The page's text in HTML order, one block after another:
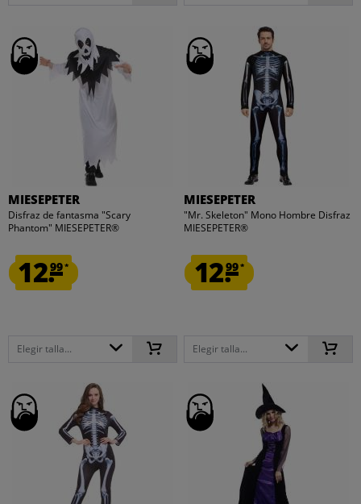
MIESEPETER
Disfraz de fantasma "Scary
Phantom" MIESEPETER®
12.99*
Elegir talla...
MIESEPETER
"Mr. Skeleton" Mono Hombre Disfraz
MIESEPETER®
12.99*
Elegir talla...